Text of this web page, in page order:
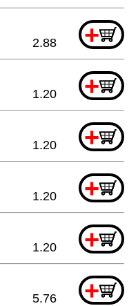
+
2.88
+
1.20
+
1.20
+
1.20
+
1.20
+
5.76